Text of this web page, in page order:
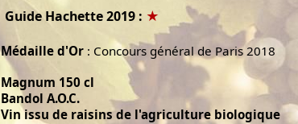
Guide Hachette 2019 : ★
Médaille d'Or : Concours général de Paris 2018
Magnum 150 cl
Bandol A.O.C.
Vin issu de raisins de l'agriculture biologique